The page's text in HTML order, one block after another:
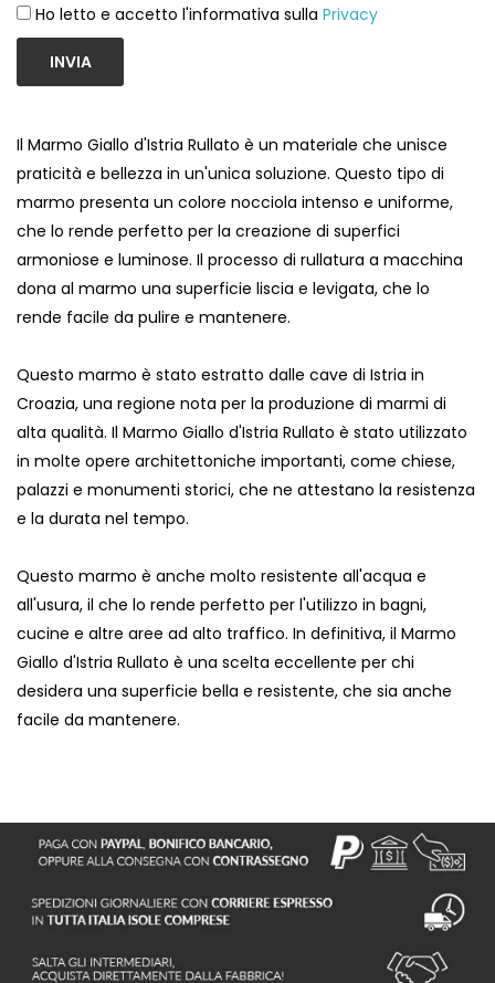
Ho letto e accetto l'informativa sulla Privacy
INVIA
Il Marmo Giallo d'Istria Rullato è un materiale che unisce
praticità e bellezza in un'unica soluzione. Questo tipo di
marmo presenta un colore nocciola intenso e uniforme,
che lo rende perfetto per la creazione di superfici
armoniose e luminose. Il processo di rullatura a macchina
dona al marmo una superficie liscia e levigata, che lo
rende facile da pulire e mantenere.
Questo marmo è stato estratto dalle cave di Istria in
Croazia, una regione nota per la produzione di marmi di
alta qualità. Il Marmo Giallo d'Istria Rullato è stato utilizzato
in molte opere architettoniche importanti, come chiese,
palazzi e monumenti storici, che ne attestano la resistenza
e la durata nel tempo.
Questo marmo è anche molto resistente all'acqua e
all'usura, il che lo rende perfetto per l'utilizzo in bagni,
cucine e altre aree ad alto traffico. In definitiva, il Marmo
Giallo d'Istria Rullato è una scelta eccellente per chi
desidera una superficie bella e resistente, che sia anche
facile da mantenere.